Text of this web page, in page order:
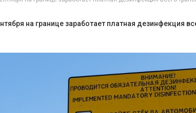
на границе заработает платная дезинфекция